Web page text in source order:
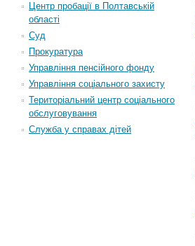
Центр пробації в Полтавській
області
Суд
Прокуратура
Управління пенсійного фонду
Управління соціального захисту
Територіальний центр соціального
обслуговування
Служба у справах дітей